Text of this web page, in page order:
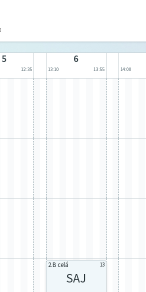
5
12:35
6
13:10 13:55 14:00
2.B celá 13
SAJ